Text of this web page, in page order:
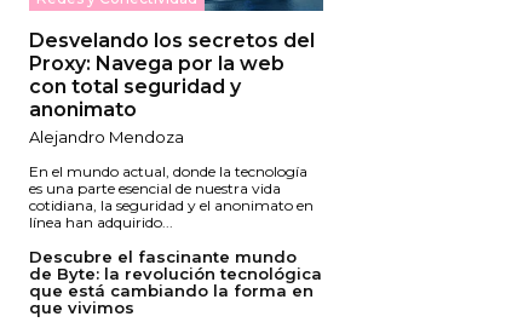
Desvelando los secretos del
Proxy: Navega por la web
con total seguridad y
anonimato
Alejandro Mendoza
En el mundo actual, donde la tecnología
es una parte esencial de nuestra vida
cotidiana, la seguridad y el anonimato en
línea han adquirido...
Descubre el fascinante mundo
de Byte: la revolución tecnológica
que está cambiando la forma en
que vivimos